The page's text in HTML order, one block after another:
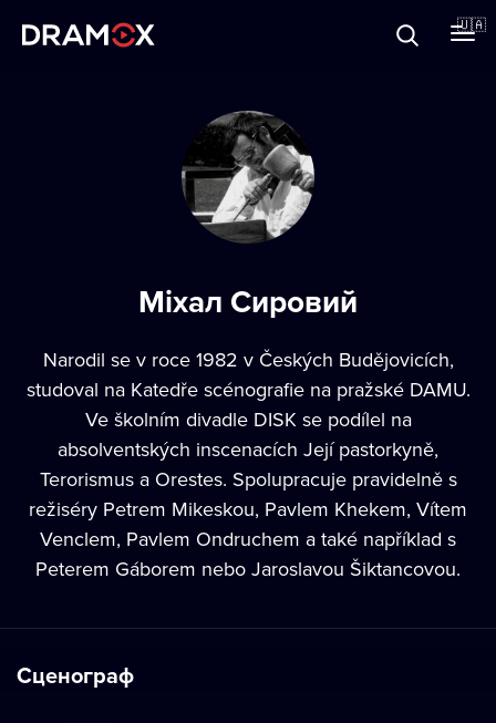
🇺🇦
Зареєструватися
Міхал Сировий
Narodil se v roce 1982 v Českých Budějovicích,
studoval na Katedře scénografie na pražské DAMU.
Ve školním divadle DISK se podílel na
absolventských inscenacích Její pastorkyně,
Terorismus a Orestes. Spolupracuje pravidelně s
režiséry Petrem Mikeskou, Pavlem Khekem, Vítem
Venclem, Pavlem Ondruchem a také například s
Peterem Gáborem nebo Jaroslavou Šiktancovou.
Сценограф